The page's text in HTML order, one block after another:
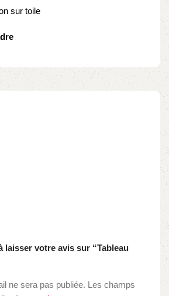
sur toile
laisser votre avis sur “Tableau
ne sera pas publiée. Les champs